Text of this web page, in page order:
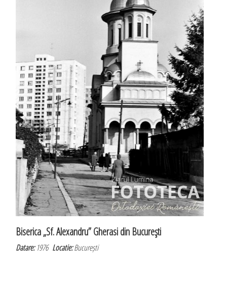
Biserica „Sf. Alexandru” Gherasi din Bucureşti
Datare:1976Locatie:București